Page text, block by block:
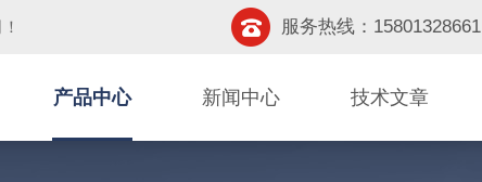
！ 服务热线：15801328661
产品中心 新闻中心 技术文章